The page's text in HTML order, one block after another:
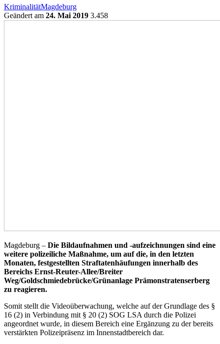
KriminalitätMagdeburg
Geändert am 24. Mai 2019 3.458
Magdeburg – Die Bildaufnahmen und -aufzeichnungen sind eine
weitere polizeiliche Maßnahme, um auf die, in den letzten
Monaten, festgestellten Straftatenhäufungen innerhalb des
Bereichs Ernst-Reuter-Allee/Breiter
Weg/Goldschmiedebrücke/Grünanlage Prämonstratenserberg
zu reagieren.
Somit stellt die Videoüberwachung, welche auf der Grundlage des §
16 (2) in Verbindung mit § 20 (2) SOG LSA durch die Polizei
angeordnet wurde, in diesem Bereich eine Ergänzung zu der bereits
verstärkten Polizeipräsenz im Innenstadtbereich dar.